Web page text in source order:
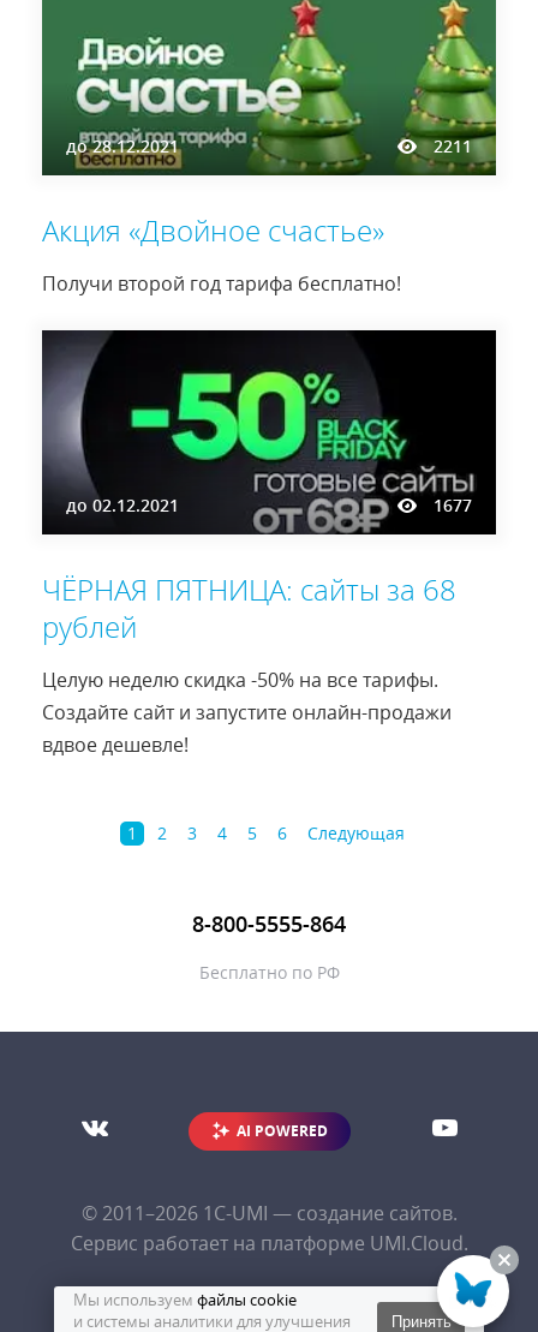
до28.12.2021 2211
Акция «Двойное счастье»
Получи второй год тарифа бесплатно!
до 02.12.2021 1677
ЧЁРНАЯ ПЯТНИЦА: сайты за 68
рублей
Целую неделю скидка -50% на все тарифы.
Создайте сайт и запустите онлайн-продажи
вдвое дешевле!
1 2 3 4 5 6 Следующая
8-800-5555-864
Бесплатно по РФ
AI POWERED
© 2011–2026 1С-UMI — создание сайтов.
Сервис работает на платформе UMI.Cloud.
Мы используем файлы cookie
и системы аналитики для улучшения
Принять